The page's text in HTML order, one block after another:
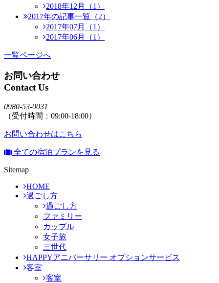
2018年12月（1）
2017年の記事一覧（2）
2017年07月（1）
2017年06月（1）
一覧ページへ
お問い合わせ
Contact Us
0980-53-0031
（受付時間：09:00-18:00）
お問い合わせはこちら
全ての宿泊プランを見る
Sitemap
HOME
過ごし方
過ごし方
ファミリー
カップル
女子旅
三世代
HAPPYアニバーサリー オプションサービス
客室
客室